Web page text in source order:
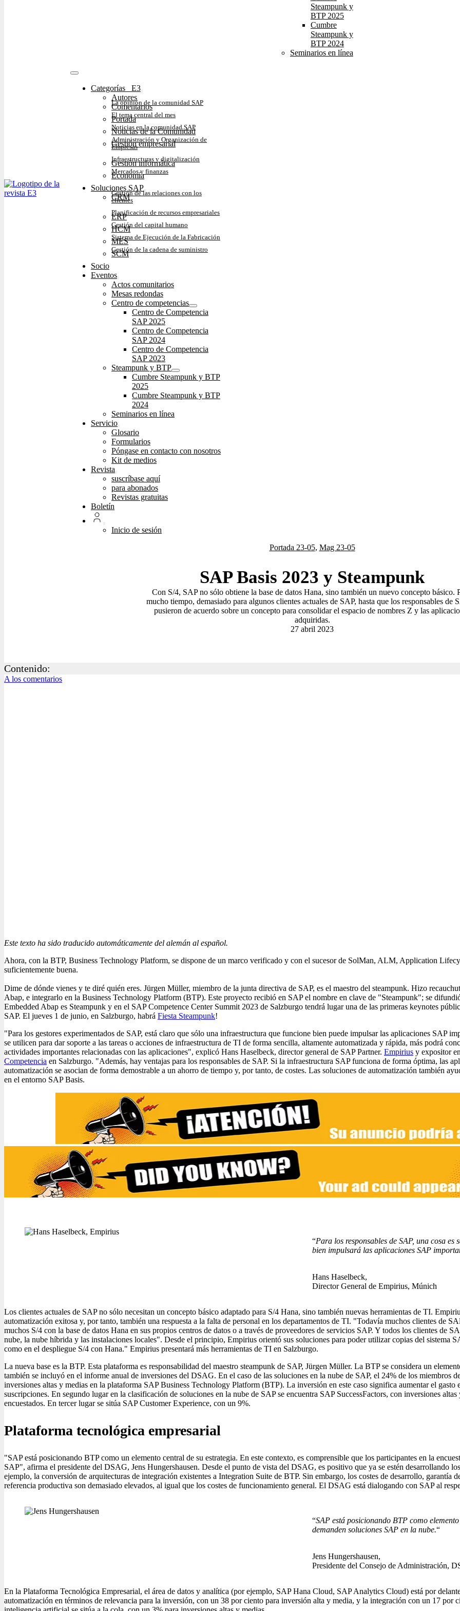
Steampunk y
BTP 2025
Cumbre
Steampunk y
BTP 2024
Seminarios en línea
Categorías⠀E3
Autores
Comentarios
La opinión de la comunidad SAP
Portada
El tema central del mes
Noticias de la Comunidad
Noticias en la comunidad SAP
Gestión empresarial
Administración y Organización de
Empresas
Gestión informática
Infraestructuras y digitalización
Economía
Mercados y finanzas
Soluciones SAP
CRM
Gestión de las relaciones con los
clientes
ERP
Planificación de recursos empresariales
HCM
Gestión del capital humano
MES
Sistema de Ejecución de la Fabricación
SCM
Gestión de la cadena de suministro
Socio
Eventos
Actos comunitarios
Mesas redondas
Centro de competencias
Centro de Competencia
SAP 2025
Centro de Competencia
SAP 2024
Centro de Competencia
SAP 2023
Steampunk y BTP
Cumbre Steampunk y BTP
2025
Cumbre Steampunk y BTP
2024
Seminarios en línea
Servicio
Glosario
Formularios
Póngase en contacto con nosotros
Kit de medios
Revista
suscríbase aquí
para abonados
Revistas gratuitas
Boletín
Inicio de sesión
Portada 23-05, Mag 23-05
SAP Basis 2023 y Steampunk
Con S/4, SAP no sólo obtiene la base de datos Hana, sino también un nuevo concepto básico.
mucho tiempo, demasiado para algunos clientes actuales de SAP, hasta que los responsables de
pusieron de acuerdo sobre un concepto para consolidar el espacio de nombres Z y las
adquiridas.
27 abril 2023
Contenido:
A los comentarios
Este texto ha sido traducido automáticamente del alemán al español.
Ahora, con la BTP, Business Technology Platform, se dispone de un marco verificado y con el sucesor de SolMan, ALM, Application
suficientemente buena.
Dime de dónde vienes y te diré quién eres. Jürgen Müller, miembro de la junta directiva de SAP, es el maestro del steampunk. Hizo
Abap, e integrarlo en la Business Technology Platform (BTP). Este proyecto recibió en SAP el nombre en clave de "Steampunk"; se
Embedded Abap es Steampunk y en el SAP Competence Center Summit 2023 de Salzburgo tendrá lugar una de las primeras keynotes
SAP. El jueves 1 de junio, en Salzburgo, habrá Fiesta Steampunk!
"Para los gestores experimentados de SAP, está claro que sólo una infraestructura que funcione bien puede impulsar las aplicaciones SAP
se utilicen para dar soporte a las tareas o acciones de infraestructura de TI de forma sencilla, altamente automatizada y rápida, más podrá
actividades importantes relacionadas con las aplicaciones", explicó Hans Haselbeck, director general de SAP Partner. Empirius y expositor
Competencia en Salzburgo. "Además, hay ventajas para los responsables de SAP. Si la infraestructura SAP funciona de forma óptima, las
automatización se asocian de forma demostrable a un ahorro de tiempo y, por tanto, de costes. Las soluciones de automatización también
en el entorno SAP Basis.
“Para los responsables de SAP, una cosa
bien impulsará las aplicaciones SAP
Hans Haselbeck,
Director General de Empirius, Múnich
Los clientes actuales de SAP no sólo necesitan un concepto básico adaptado para S/4 Hana, sino también nuevas herramientas de TI.
automatización exitosa y, por tanto, también una respuesta a la falta de personal en los departamentos de TI. "Todavía muchos clientes de
muchos S/4 con la base de datos Hana en sus propios centros de datos o a través de proveedores de servicios SAP. Y todos los clientes de
nube, la nube híbrida y las instalaciones locales". Desde el principio, Empirius orientó sus soluciones para poder utilizar copias del sistema
como en el despliegue S/4 con Hana." Empirius presentará más herramientas de TI en Salzburgo.
La nueva base es la BTP. Esta plataforma es responsabilidad del maestro steampunk de SAP, Jürgen Müller. La BTP se considera un
también se incluyó en el informe anual de inversiones del DSAG. En el caso de las soluciones en la nube de SAP, el 24% de los miembros
inversiones altas y medias en la plataforma SAP Business Technology Platform (BTP). La inversión en este caso significa aumentar el gasto
suscripciones. En segundo lugar en la clasificación de soluciones en la nube de SAP se encuentra SAP SuccessFactors, con inversiones
encuestados. En tercer lugar se sitúa SAP Customer Experience, con un 9%.
Plataforma tecnológica empresarial
"SAP está posicionando BTP como un elemento central de su estrategia. En este contexto, es comprensible que los participantes en la
SAP", afirma el presidente del DSAG, Jens Hungershausen. Desde el punto de vista del DSAG, es positivo que ya se estén desarrollando
ejemplo, la conversión de arquitecturas de integración existentes a Integration Suite de BTP. Sin embargo, los costes de desarrollo, garantía
referencia productiva son demasiado elevados, al igual que los costes de funcionamiento general. El DSAG está dialogando con SAP al
“SAP está posicionando BTP como
demanden soluciones SAP en la nube.“
Jens Hungershausen,
Presidente del Consejo de Administración,
En la Plataforma Tecnológica Empresarial, el área de datos y analítica (por ejemplo, SAP Hana Cloud, SAP Analytics Cloud) está por
automatización en términos de relevancia para la inversión, con un 38 por ciento para inversión alta y media, y la integración con un 17 por